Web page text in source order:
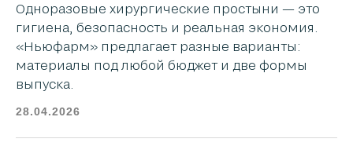
Одноразовые хирургические простыни — это
гигиена, безопасность и реальная экономия.
«Ньюфарм» предлагает разные варианты:
материалы под любой бюджет и две формы
выпуска.
28.04.2026